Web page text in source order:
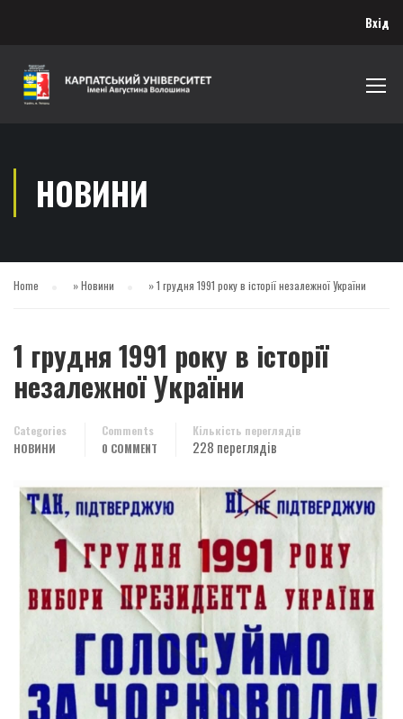
Вхід
НОВИНИ
Home »Новини »1 грудня 1991 року в історії незалежної України
1 грудня 1991 року в історії
незалежної України
Categories
НОВИНИ
Comments
0 COMMENT
Кількість переглядів
228 переглядів